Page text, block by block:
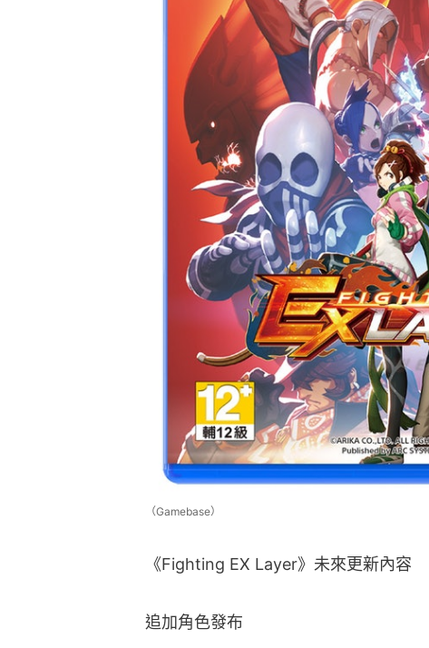
（Gamebase）
《Fighting EX Layer》未來更新內容
追加角色發布